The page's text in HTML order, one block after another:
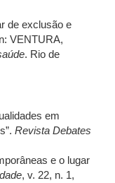
de exclusão e
VENTURA,
. Rio de
em
Revista Debates
e o lugar
, v. 22, n. 1,